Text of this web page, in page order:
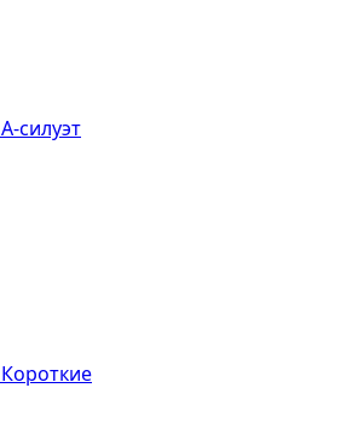
А-силуэт
Короткие